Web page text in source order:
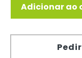
Adicionar ao